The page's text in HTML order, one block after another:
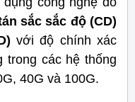
sắc sắc độ (CD)
với độ chính xác
trong các hệ thống
40G và 100G.